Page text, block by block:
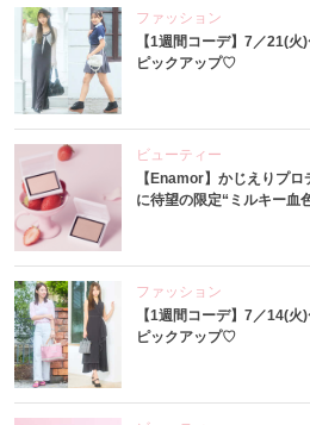
ファッション
【1週間コーデ】7／21(
ピックアップ♡
ビューティー
【Enamor】かじえりプ
に待望の限定“ミルキー血
ファッション
【1週間コーデ】7／14(
ピックアップ♡